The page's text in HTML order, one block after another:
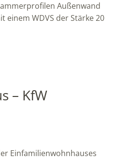
Außenwand
einem WDVS der Stärke 20
– KfW
Einfamilienwohnhauses